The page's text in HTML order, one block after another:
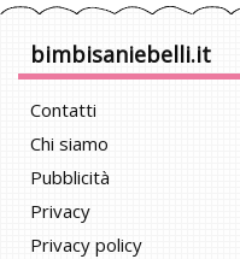
bimbisaniebelli.it
Contatti
Chi siamo
Pubblicità
Privacy
Privacy policy